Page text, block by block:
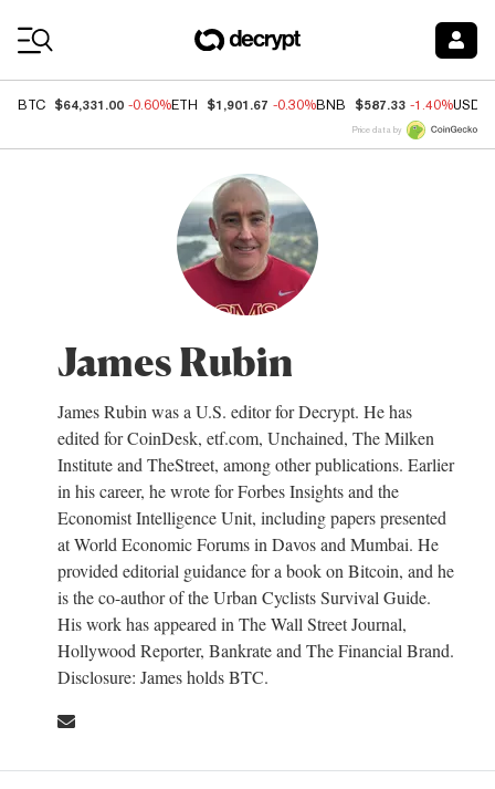
BTC $64,331.00 -0.60%ETH $1,901.67 -0.30%BNB $587.33 -1.40%USDC
Price data by
James Rubin
James Rubin was a U.S. editor for Decrypt. He has
edited for CoinDesk, etf.com, Unchained, The Milken
Institute and TheStreet, among other publications. Earlier
in his career, he wrote for Forbes Insights and the
Economist Intelligence Unit, including papers presented
at World Economic Forums in Davos and Mumbai. He
provided editorial guidance for a book on Bitcoin, and he
is the co-author of the Urban Cyclists Survival Guide.
His work has appeared in The Wall Street Journal,
Hollywood Reporter, Bankrate and The Financial Brand.
Disclosure: James holds BTC.